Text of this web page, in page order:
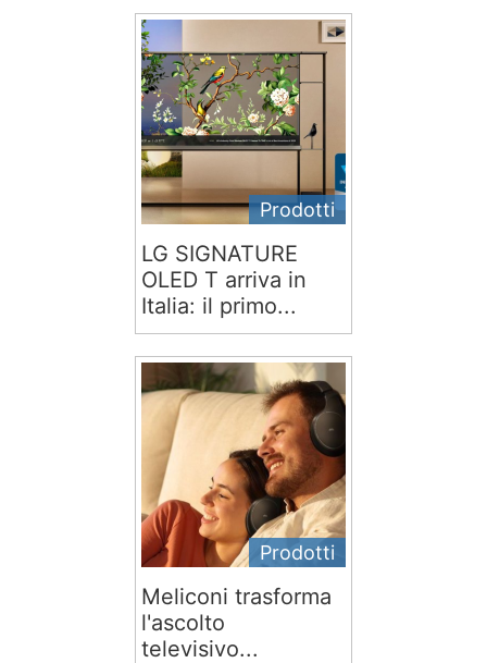
Prodotti
LG SIGNATURE
OLED T arriva in
Italia: il primo...
Prodotti
Meliconi trasforma
l'ascolto
televisivo...